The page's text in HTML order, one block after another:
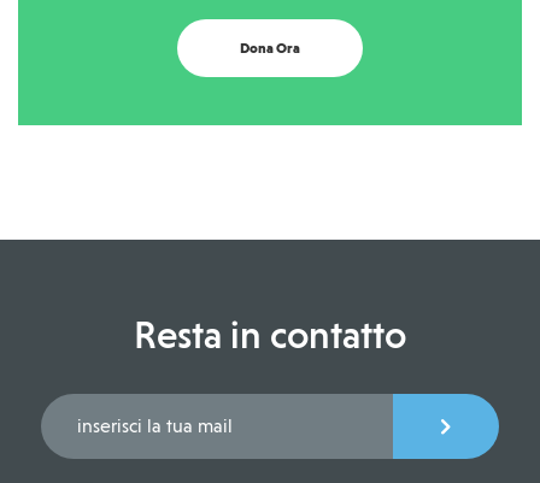
Dona Ora
Resta in contatto